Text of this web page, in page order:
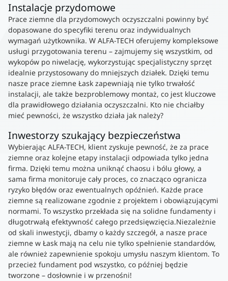
Instalacje przydomowe
Prace ziemne dla przydomowych oczyszczalni powinny być
dopasowane do specyfiki terenu oraz indywidualnych
wymagań użytkownika. W ALFA-TECH oferujemy kompleksowe
usługi przygotowania terenu – zajmujemy się wszystkim, od
wykopów po niwelację, wykorzystując specjalistyczny sprzęt
idealnie przystosowany do mniejszych działek. Dzięki temu
nasze prace ziemne Łask zapewniają nie tylko trwałość
instalacji, ale także bezproblemowy montaż, co jest kluczowe
dla prawidłowego działania oczyszczalni. Kto nie chciałby
mieć pewności, że wszystko działa jak należy?
Inwestorzy szukający bezpieczeństwa
Wybierając ALFA-TECH, klient zyskuje pewność, że za prace
ziemne oraz kolejne etapy instalacji odpowiada tylko jedna
firma. Dzięki temu można uniknąć chaosu i bólu głowy, a
sama firma monitoruje cały proces, co znacząco ogranicza
ryzyko błędów oraz ewentualnych opóźnień. Każde prace
ziemne są realizowane zgodnie z projektem i obowiązującymi
normami. To wszystko przekłada się na solidne fundamenty i
długotrwałą efektywność całego przedsięwzięcia.Niezależnie
od skali inwestycji, dbamy o każdy szczegół, a nasze prace
ziemne w Łask mają na celu nie tylko spełnienie standardów,
ale również zapewnienie spokoju umysłu naszym klientom. To
przecież fundament pod wszystko, co później będzie
tworzone – dosłownie i w przenośni!